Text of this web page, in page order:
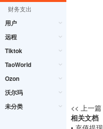
财务支出
用户
远程
Tiktok
TaoWorld
Ozon
沃尔玛
未分类
<< 上一篇
相关文档